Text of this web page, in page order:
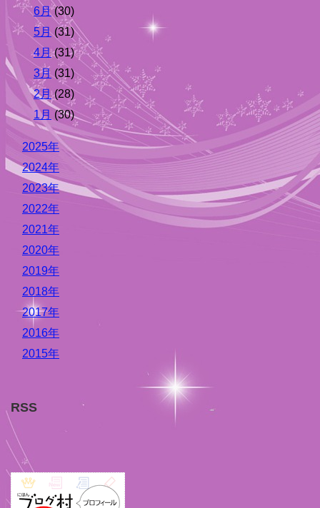
6月(30)
5月(31)
4月(31)
3月 (31)
2月 (28)
1月 (30)
2025年
2024年
2023年
2022年
2021年
2020年
2019年
2018年
2017年
2016年
2015年
RSS